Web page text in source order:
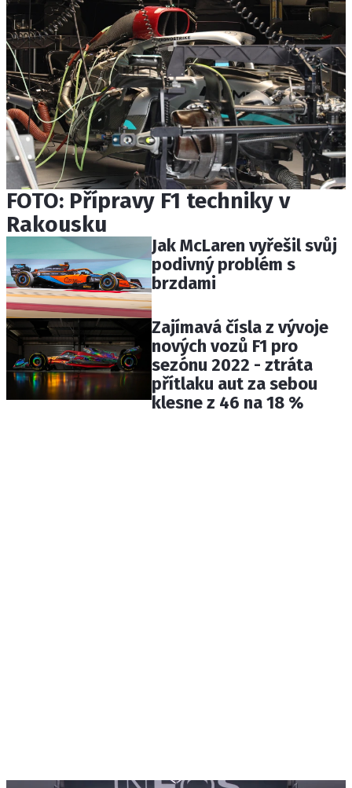
FOTO: Přípravy F1 techniky v
Rakousku
Jak McLaren vyřešil svůj
podivný problém s
brzdami
Zajímavá čísla z vývoje
nových vozů F1 pro
sezónu 2022 - ztráta
přítlaku aut za sebou
klesne z 46 na 18 %